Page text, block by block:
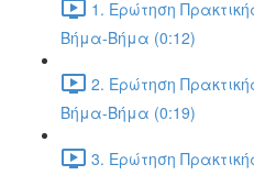
1. Ερώτηση
Βήμα-Βήμα (0:12)
2. Ερώτηση
Βήμα-Βήμα (0:19)
3. Ερώτηση